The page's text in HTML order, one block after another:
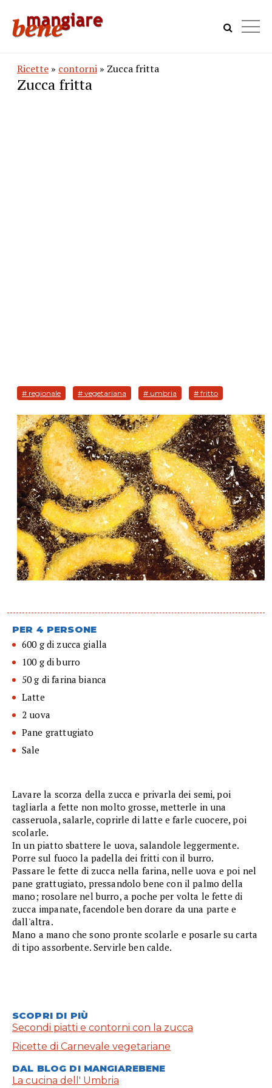
Ricette » contorni » Zucca fritta
Zucca fritta
# regionale # vegetariana # umbria # fritto
PER 4 PERSONE
600 g di zucca gialla
100 g di burro
50 g di farina bianca
Latte
2 uova
Pane grattugiato
Sale
Lavare la scorza della zucca e privarla dei semi, poi
tagliarla a fette non molto grosse, metterle in una
casseruola, salarle, coprirle di latte e farle cuocere, poi
scolarle.
In un piatto sbattere le uova, salandole leggermente.
Porre sul fuoco la padella dei fritti con il burro.
Passare le fette di zucca nella farina, nelle uova e poi nel
pane grattugiato, pressandolo bene con il palmo della
mano; rosolare nel burro, a poche per volta le fette di
zucca impanate, facendole ben dorare da una parte e
dall'altra.
Mano a mano che sono pronte scolarle e posarle su carta
di tipo assorbente. Servirle ben calde.
SCOPRI DI PIÙ
Secondi piatti e contorni con la zucca
Ricette di Carnevale vegetariane
DAL BLOG DI MANGIAREBENE
La cucina dell' Umbria